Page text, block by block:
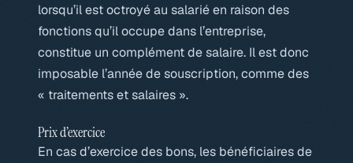
lorsqu’il est octroyé au salarié en raison des
fonctions qu’il occupe dans l’entreprise,
constitue un complément de salaire. Il est donc
imposable l’année de souscription, comme des
« traitements et salaires ».
Prix d’exercice
En cas d’exercice des bons, les bénéficiaires de